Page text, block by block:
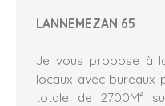
LANNEMEZAN 65
Je vous propose à
locaux avec bureaux
totale de 2700M²